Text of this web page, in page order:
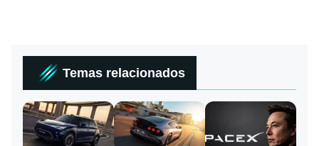
Temas relacionados